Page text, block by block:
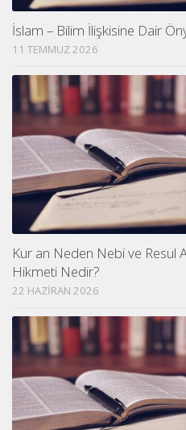
İslam – Bilim İlişkisine Dair
11 TEMMUZ 2026
Kur an Neden Nebi ve Resul
Hikmeti Nedir?
22 HAZIRAN 2026